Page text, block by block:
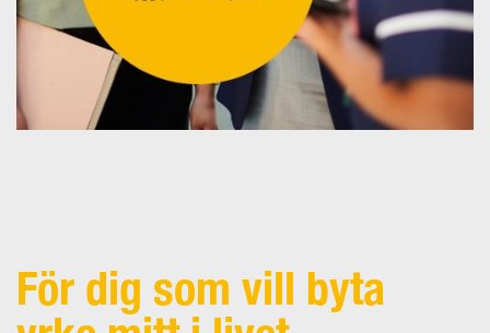
För dig som vill byta